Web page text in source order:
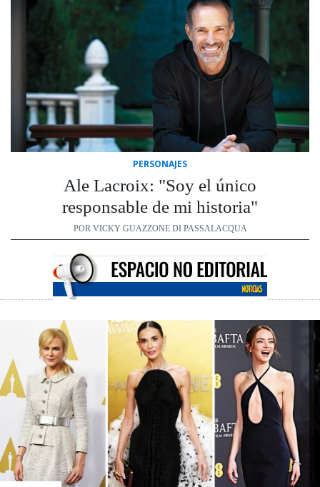
PERSONAJES
Ale Lacroix: "Soy el único
responsable de mi historia"
POR VICKY GUAZZONE DI PASSALACQUA